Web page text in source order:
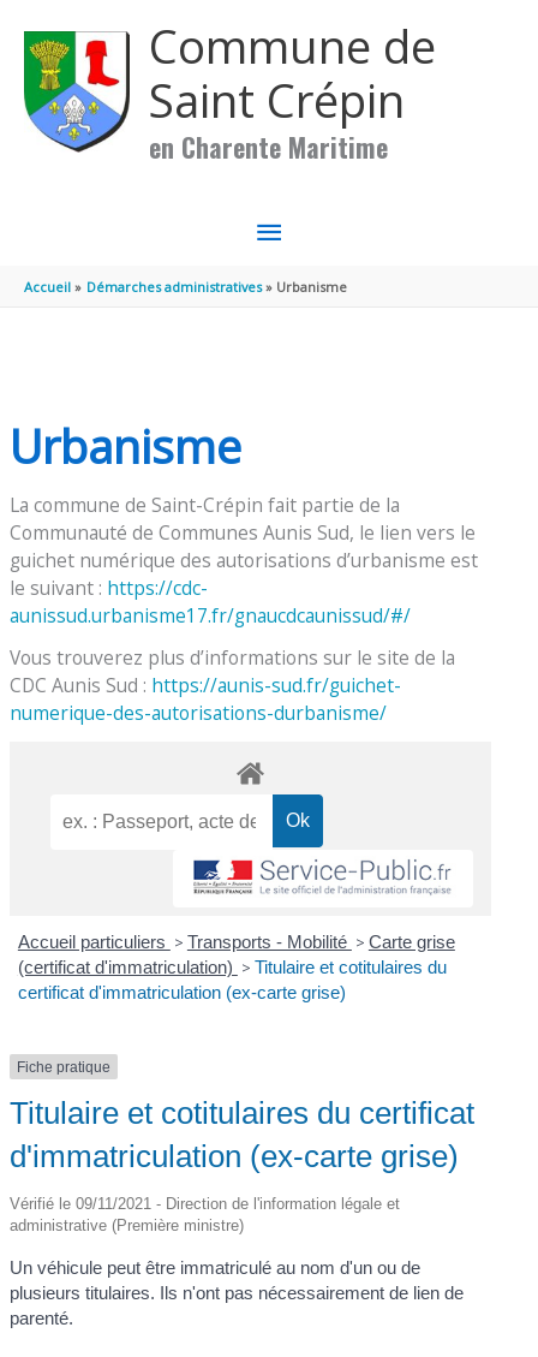
Commune de
Saint Crépin
en Charente Maritime
MENU
PRINCIPAL
Accueil Démarches administratives Urbanisme
Urbanisme
La commune de Saint-Crépin fait partie de la
Communauté de Communes Aunis Sud, le lien vers le
guichet numérique des autorisations d’urbanisme est
le suivant : https://cdc-
aunissud.urbanisme17.fr/gnaucdcaunissud/#/
Vous trouverez plus d’informations sur le site de la
CDC Aunis Sud : https://aunis-sud.fr/guichet-
numerique-des-autorisations-durbanisme/
Accueil particuliers > Transports - Mobilité > Carte grise
(certificat d'immatriculation) > Titulaire et cotitulaires du
certificat d'immatriculation (ex-carte grise)
Fiche pratique
Titulaire et cotitulaires du certificat
d'immatriculation (ex-carte grise)
Vérifié le 09/11/2021 - Direction de l'information légale et
administrative (Première ministre)
Un véhicule peut être immatriculé au nom d'un ou de
plusieurs titulaires. Ils n'ont pas nécessairement de lien de
parenté.